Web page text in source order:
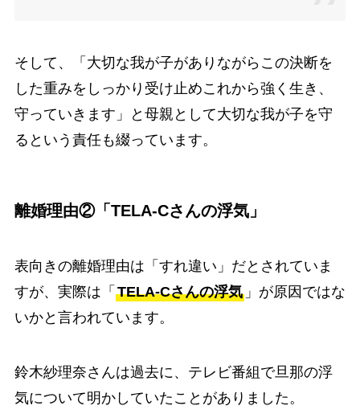
そして、「大切な我が子がありながらこの決断を
した重みをしっかり受け止めこれから強く生き、
守っていきます」と母親として大切な我が子を守
るという責任も綴っています。
離婚理由②「TELA-Cさんの浮気」
表向きの離婚理由は「すれ違い」だとされていま
すが、実際は「 TELA-Cさんの浮気」が原因ではな
いかと言われています。
鈴木紗理奈さんは過去に、テレビ番組で旦那の浮
気について明かしていたことがありました。